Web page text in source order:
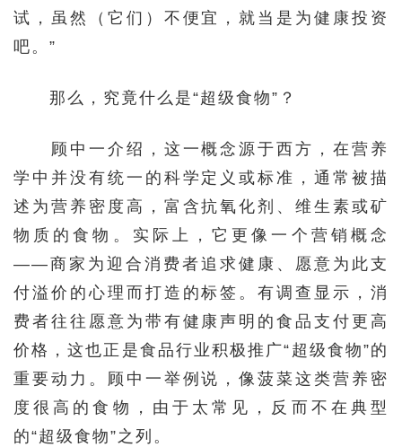
试，虽然（它们）不便宜，就当是为健康投资
吧。”
那么，究竟什么是“超级食物”？
顾中一介绍，这一概念源于西方，在营养
学中并没有统一的科学定义或标准，通常被描
述为营养密度高，富含抗氧化剂、维生素或矿
物质的食物。实际上，它更像一个营销概念
——商家为迎合消费者追求健康、愿意为此支
付溢价的心理而打造的标签。有调查显示，消
费者往往愿意为带有健康声明的食品支付更高
价格，这也正是食品行业积极推广“超级食物”的
重要动力。顾中一举例说，像菠菜这类营养密
度很高的食物，由于太常见，反而不在典型
的“超级食物”之列。